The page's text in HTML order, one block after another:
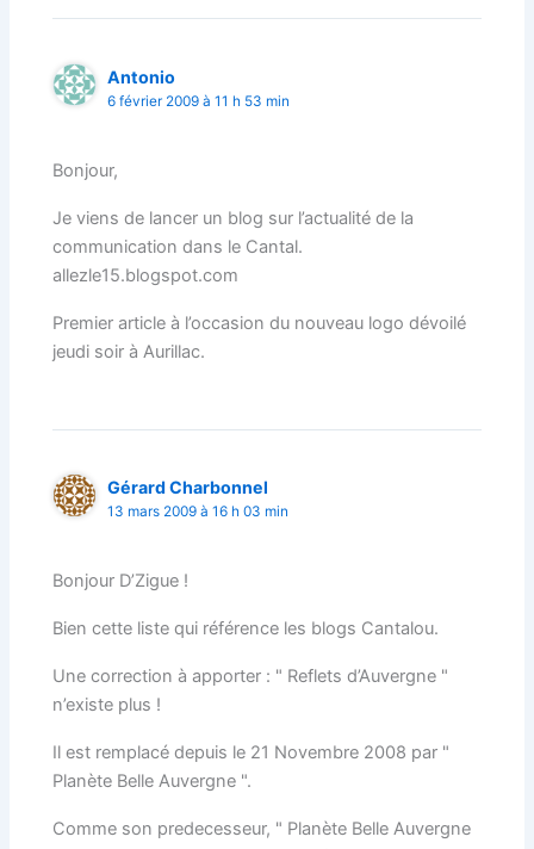
Antonio
6 février 2009 à 11 h 53 min
Bonjour,
Je viens de lancer un blog sur l’actualité de la
communication dans le Cantal.
allezle15.blogspot.com
Premier article à l’occasion du nouveau logo dévoilé
jeudi soir à Aurillac.
Gérard Charbonnel
13 mars 2009 à 16 h 03 min
Bonjour D’Zigue !
Bien cette liste qui référence les blogs Cantalou.
Une correction à apporter : " Reflets d’Auvergne "
n’existe plus !
Il est remplacé depuis le 21 Novembre 2008 par "
Planète Belle Auvergne ".
Comme son predecesseur, " Planète Belle Auvergne